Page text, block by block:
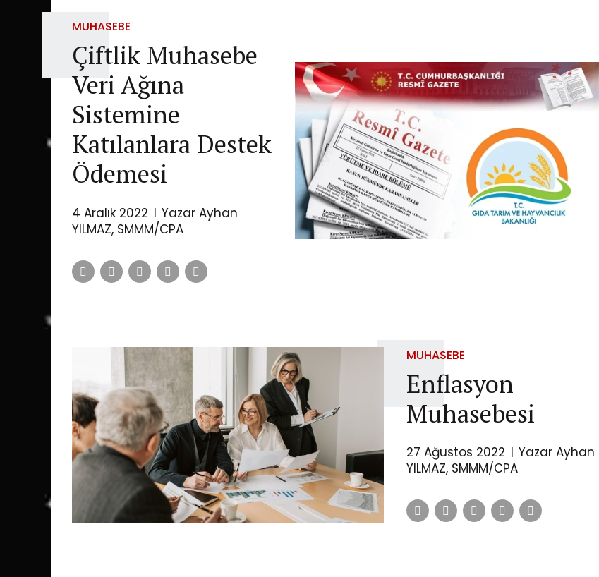
MUHASEBE
Çiftlik Muhasebe
Veri Ağına
Sistemine
Katılanlara Destek
Ödemesi
4 Aralık 2022
Yazar Ayhan
YILMAZ, SMMM/CPA
MUHASEBE
Enflasyon
Muhasebesi
27 Ağustos 2022
Yazar Ayhan
YILMAZ, SMMM/CPA